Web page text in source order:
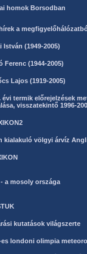
homok Borsodban
a
(1949-2005)
(1944-2005)
Lajos (1919-2005)
évi termik előrejelzések
visszatekintő 1996-
kialakuló völgyi árvíz
a mosoly országa
kutatások világszerte
es londoni olimpia